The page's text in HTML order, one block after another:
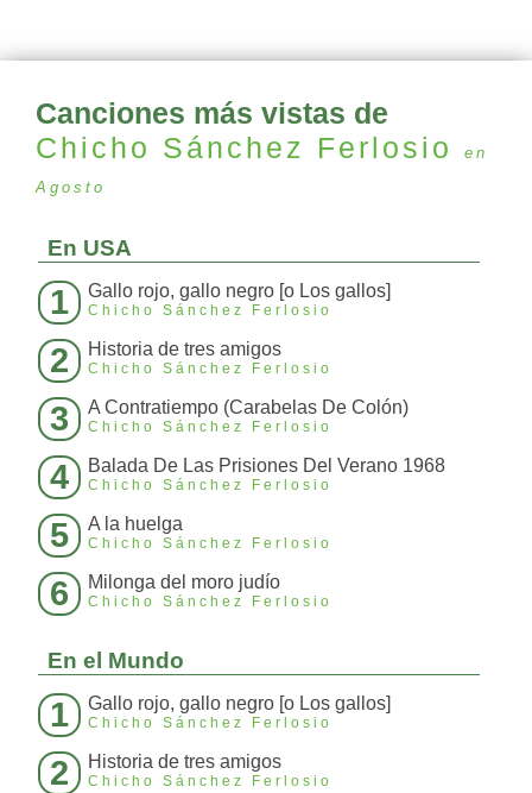
Canciones más vistas de
Chicho Sánchez Ferlosio
en
Agosto
En USA
1 Gallo rojo, gallo negro [o Los gallos]
Chicho Sánchez Ferlosio
2 Historia de tres amigos
Chicho Sánchez Ferlosio
3 A Contratiempo (Carabelas De Colón)
Chicho Sánchez Ferlosio
4 Balada De Las Prisiones Del Verano 1968
Chicho Sánchez Ferlosio
5 A la huelga
Chicho Sánchez Ferlosio
6 Milonga del moro judío
Chicho Sánchez Ferlosio
En el Mundo
1 Gallo rojo, gallo negro [o Los gallos]
Chicho Sánchez Ferlosio
2 Historia de tres amigos
Chicho Sánchez Ferlosio